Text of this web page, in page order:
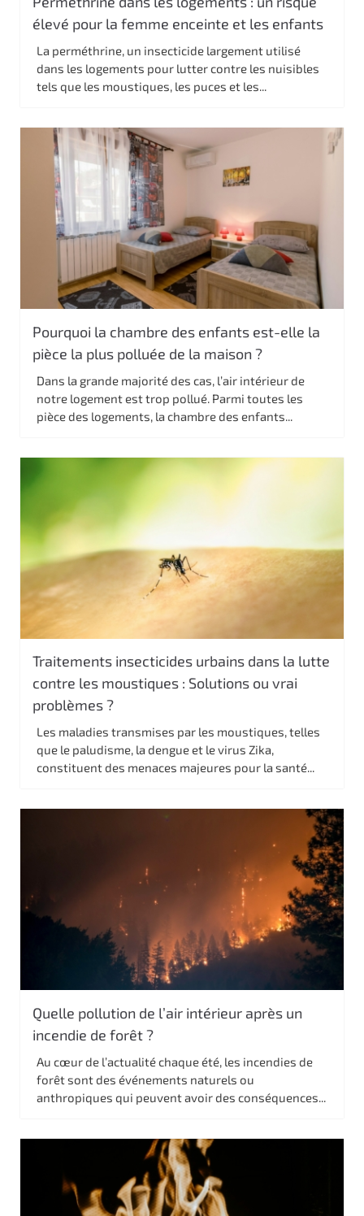
élevé pour la femme enceinte et les enfants
La perméthrine, un insecticide largement utilisé
dans les logements pour lutter contre les nuisibles
tels que les moustiques, les puces et les...
Pourquoi la chambre des enfants est-elle la
pièce la plus polluée de la maison ?
Dans la grande majorité des cas, l’air intérieur de
notre logement est trop pollué. Parmi toutes les
pièce des logements, la chambre des enfants...
Traitements insecticides urbains dans la lutte
contre les moustiques : Solutions ou vrai
problèmes ?
Les maladies transmises par les moustiques, telles
que le paludisme, la dengue et le virus Zika,
constituent des menaces majeures pour la santé...
Quelle pollution de l’air intérieur après un
incendie de forêt ?
Au cœur de l’actualité chaque été, les incendies de
forêt sont des événements naturels ou
anthropiques qui peuvent avoir des conséquences...